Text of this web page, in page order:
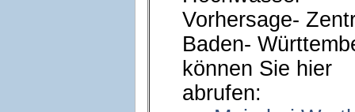
Vorhersage-
Baden-
können Sie hier
abrufen: